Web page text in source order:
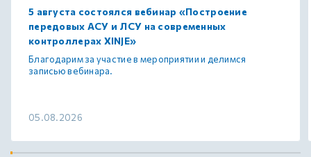
5 августа состоялся вебинар «Построение
передовых АСУ и ЛСУ на современных
контроллерах XINJE»
Благодарим за участие в мероприятии и делимся
записью вебинара.
05.08.2026